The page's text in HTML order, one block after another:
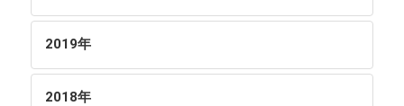
2019年
2018年